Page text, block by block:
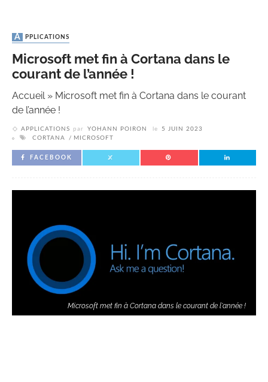
APPLICATIONS
Microsoft met fin à Cortana dans le
courant de l’année !
Accueil» Microsoft met fin à Cortana dans le courant
de l’année !
APPLICATIONS par YOHANN POIRON le
5 JUIN 2023
CORTANA
MICROSOFT
FACEBOOK
Microsoft met fin à Cortana dans le courant de l'année !